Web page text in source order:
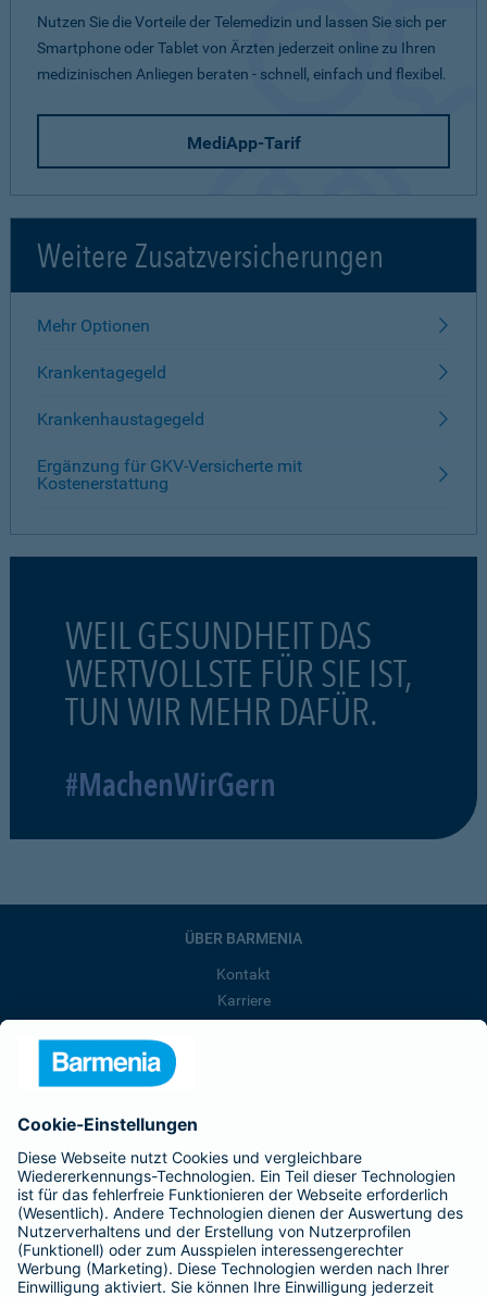
Nutzen Sie die Vorteile der Telemedizin und lassen Sie sich per
Smartphone oder Tablet von Ärzten jederzeit online zu Ihren
medizinischen Anliegen beraten - schnell, einfach und flexibel.
MediApp-Tarif
Weitere Zusatzversicherungen
Mehr Optionen
Krankentagegeld
Krankenhaustagegeld
Ergänzung für GKV-Versicherte mit
Kostenerstattung
WEIL GESUNDHEIT DAS
WERTVOLLSTE FÜR SIE IST,
TUN WIR MEHR DAFÜR.
#MachenWirGern
ÜBER BARMENIA
Kontakt
Karriere
Barmenia ist Teil der BarmeniaGothaer
BELIEBTE SEITEN
Kranken-Zusatzversicherung
Tierversicherungen
Haftpflichtversicherung
Hausratversicherung